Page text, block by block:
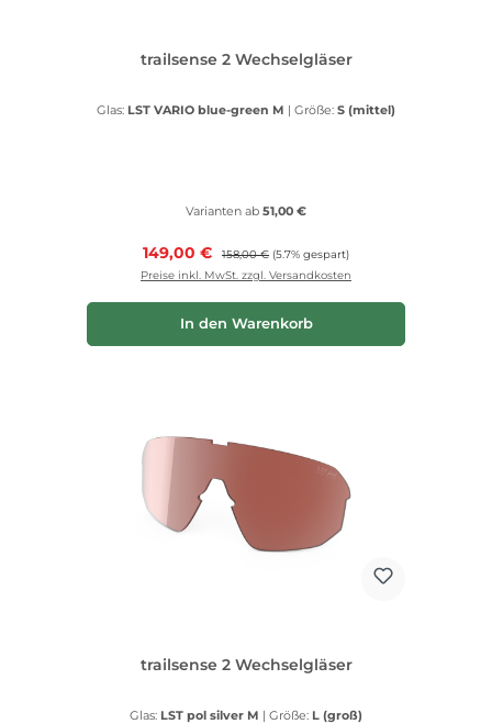
trailsense 2 Wechselgläser
Glas: LST VARIO blue-green M | Größe: S (mittel)
Varianten ab 51,00 €
Verkaufspreis:
149,00 € Regulärer Preis:
158,00 € (5.7% gespart)
Preise inkl. MwSt. zzgl. Versandkosten
In den Warenkorb
trailsense 2 Wechselgläser
Glas: LST pol silver M | Größe: L (groß)